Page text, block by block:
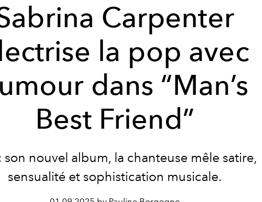
Carpenter
la pop avec
dans “Man’s
Best Friend”
son nouvel album, la chanteuse mêle satire,
sensualité et sophistication musicale.